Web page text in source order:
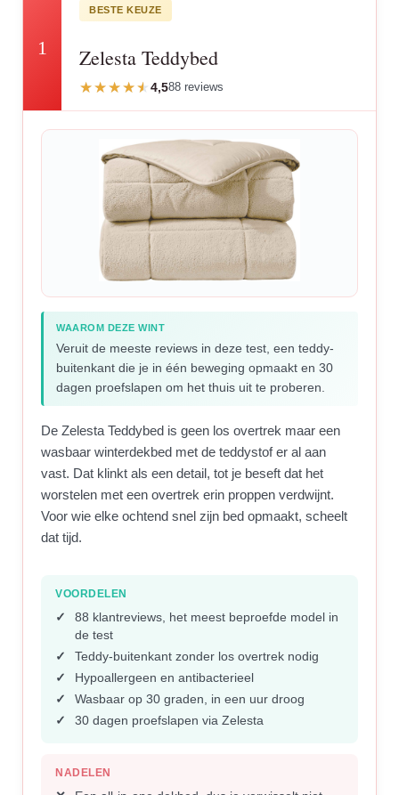
1
BESTE KEUZE
Zelesta Teddybed
4,588 reviews
WAAROM DEZE WINT
Veruit de meeste reviews in deze test, een teddy-
buitenkant die je in één beweging opmaakt en 30
dagen proefslapen om het thuis uit te proberen.
De Zelesta Teddybed is geen los overtrek maar een
wasbaar winterdekbed met de teddystof er al aan
vast. Dat klinkt als een detail, tot je beseft dat het
worstelen met een overtrek erin proppen verdwijnt.
Voor wie elke ochtend snel zijn bed opmaakt, scheelt
dat tijd.
VOORDELEN
88 klantreviews, het meest beproefde model in
de test
Teddy-buitenkant zonder los overtrek nodig
Hypoallergeen en antibacterieel
Wasbaar op 30 graden, in een uur droog
30 dagen proefslapen via Zelesta
NADELEN